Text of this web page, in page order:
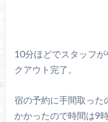
10分ほどでスタッフ
クアウト完了。
宿の予約に手間取った
かかったので時間は9